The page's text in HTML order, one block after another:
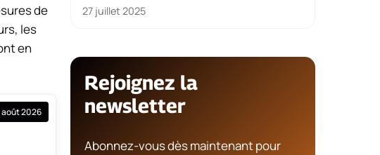
de
les
en
août 2026
27 juillet 2025
Rejoignez la
newsletter
Abonnez-vous dès maintenant pour